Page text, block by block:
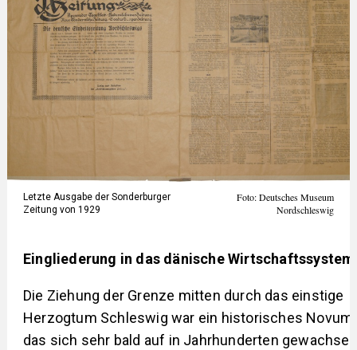
Letzte Ausgabe der Sonderburger
Zeitung von 1929
Foto: Deutsches Museum
Nordschleswig
Eingliederung in das dänische Wirtschaftssystem
Die Ziehung der Grenze mitten durch das einstige
Herzogtum Schleswig war ein historisches Novum,
das sich sehr bald auf in Jahrhunderten